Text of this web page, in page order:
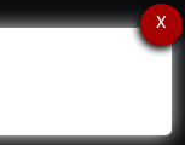
x